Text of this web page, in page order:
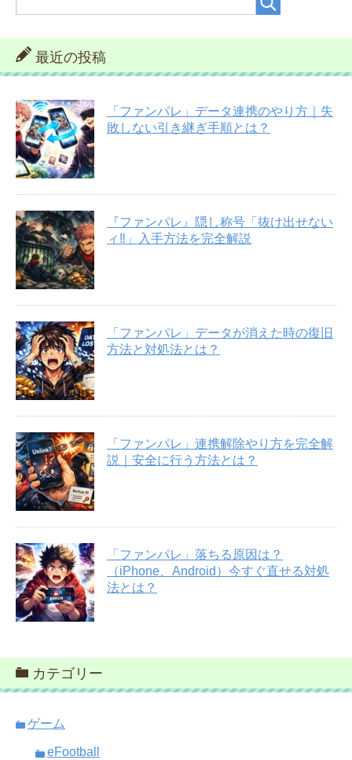
最近の投稿
「ファンパレ」データ連携のやり方｜失
敗しない引き継ぎ手順とは？
『ファンパレ』隠し称号「抜け出せない
ィ‼︎」入手方法を完全解説
「ファンパレ」データが消えた時の復旧
方法と対処法とは？
「ファンパレ」連携解除やり方を完全解
説｜安全に行う方法とは？
「ファンパレ」落ちる原因は？
（iPhone、Android）今すぐ直せる対処
法とは？
カテゴリー
ゲーム
eFootball